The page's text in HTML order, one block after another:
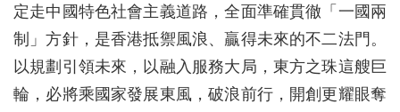
定走中國特色社會主義道路，全面準確貫徹「一國兩
制」方針，是香港抵禦風浪、贏得未來的不二法門。
以規劃引領未來，以融入服務大局，東方之珠這艘巨
輪，必將乘國家發展東風，破浪前行，開創更耀眼奪